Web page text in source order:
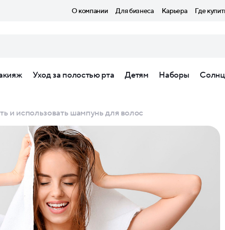
О компании Для бизнеса Карьера Где
Уход за полостью рта Детям Наборы
и использовать шампунь для волос